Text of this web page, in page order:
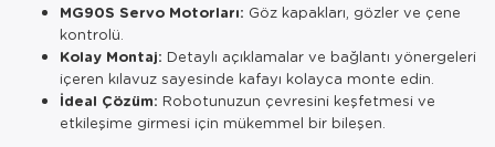
MG90S Servo Motorları: Göz kapakları, gözler ve çene
kontrolü.
Kolay Montaj: Detaylı açıklamalar ve bağlantı yönergeleri
içeren kılavuz sayesinde kafayı kolayca monte edin.
İdeal Çözüm: Robotunuzun çevresini keşfetmesi ve
etkileşime girmesi için mükemmel bir bileşen.